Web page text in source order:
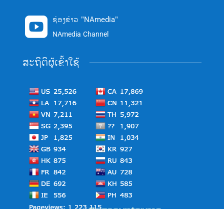
 ຊ່ອງຂ່າວ "NAmedia"
NAmedia Channel
ສະຖິຕິຜູ້ເຂົ້າໃຊ້